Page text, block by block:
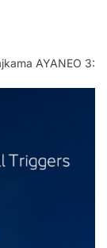
AYANEO 3: